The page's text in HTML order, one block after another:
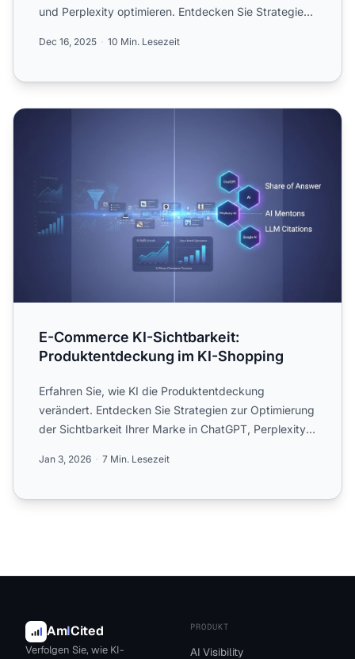
und Perplexity optimieren. Entdecken Sie Strategien
Dec 16, 2025 10 Min. Lesezeit
E-Commerce KI-Sichtbarkeit: Produktentdeckung im KI-
E-Commerce KI-Sichtbarkeit:
Produktentdeckung im KI-Shopping
Erfahren Sie, wie KI die Produktentdeckung
verändert. Entdecken Sie Strategien zur Optimierung
der Sichtbarkeit Ihrer Marke in ChatGPT, Perplexity
Jan 3, 2026 7 Min. Lesezeit
AmICited
Verfolgen Sie, wie KI-
PRODUKT
AI Visibility